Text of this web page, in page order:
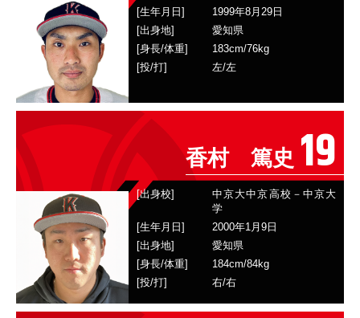
[生年月日]
1999年8月29日
[出身地]
愛知県
[身長/体重]
183cm/76kg
[投/打]
左/左
香村 篤史 19
[出身校]
中京大中京高校－中京大
学
[生年月日]
2000年1月9日
[出身地]
愛知県
[身長/体重]
184cm/84kg
[投/打]
右/右